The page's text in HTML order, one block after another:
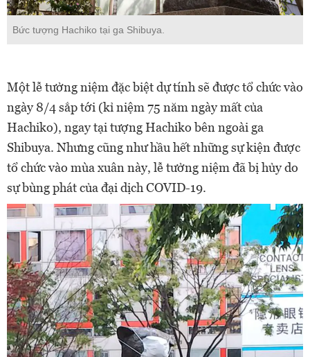
Bức tượng Hachiko tại ga Shibuya.
Một lễ tưởng niệm đặc biệt dự tính sẽ được tổ chức vào
ngày 8/4 sắp tới (kỉ niệm 75 năm ngày mất của
Hachiko), ngay tại tượng Hachiko bên ngoài ga
Shibuya. Nhưng cũng như hầu hết những sự kiện được
tổ chức vào mùa xuân này, lễ tưởng niệm đã bị hủy do
sự bùng phát của đại dịch COVID-19.